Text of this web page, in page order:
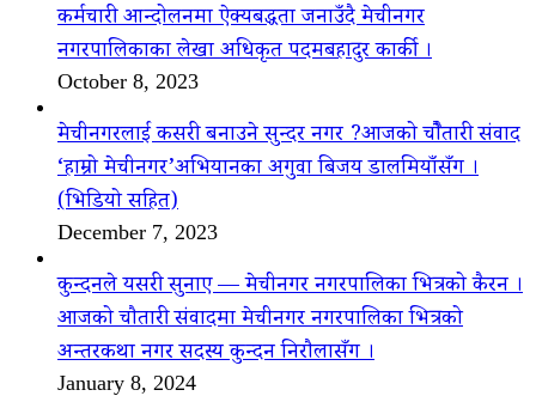
कर्मचारी आन्दोलनमा ऐक्यबद्धता जनाउँदै मेचीनगर
नगरपालिकाका लेखा अधिकृत पदमबहादुर कार्की ।
October 8, 2023
मेचीनगरलाई कसरी बनाउने सुन्दर नगर ?आजको चौैतारी संवाद
‘हाम्रो मेचीनगर’अभियानका अगुवा बिजय डालमियाँसँग ।
(भिडियो सहित)
December 7, 2023
कुन्दनले यसरी सुनाए — मेचीनगर नगरपालिका भित्रको कैरन ।
आजको चौतारी संवादमा मेचीनगर नगरपालिका भित्रको
अन्तरकथा नगर सदस्य कुन्दन निरौलासँग ।
January 8, 2024